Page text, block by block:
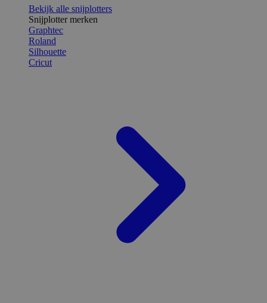
Bekijk alle snijplotters
Snijplotter merken
Graphtec
Roland
Silhouette
Cricut